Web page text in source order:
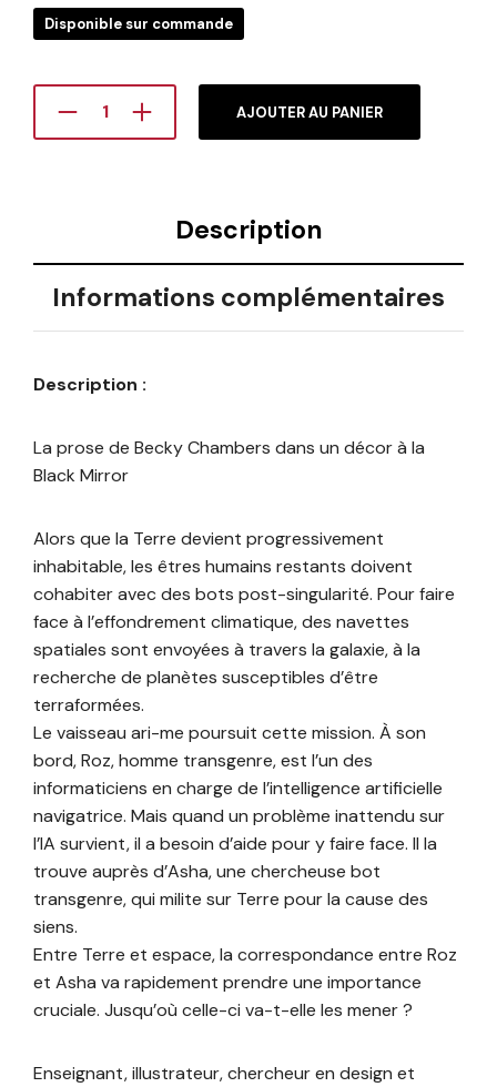
Disponible sur commande
AJOUTER AU PANIER
Description
Informations complémentaires
Description :
La prose de Becky Chambers dans un décor à la
Black Mirror
Alors que la Terre devient progressivement
inhabitable, les êtres humains restants doivent
cohabiter avec des bots post-singularité. Pour faire
face à l’effondrement climatique, des navettes
spatiales sont envoyées à travers la galaxie, à la
recherche de planètes susceptibles d’être
terraformées.
Le vaisseau ari-me poursuit cette mission. À son
bord, Roz, homme transgenre, est l’un des
informaticiens en charge de l’intelligence artificielle
navigatrice. Mais quand un problème inattendu sur
l’IA survient, il a besoin d’aide pour y faire face. Il la
trouve auprès d’Asha, une chercheuse bot
transgenre, qui milite sur Terre pour la cause des
siens.
Entre Terre et espace, la correspondance entre Roz
et Asha va rapidement prendre une importance
cruciale. Jusqu’où celle-ci va-t-elle les mener ?
Enseignant, illustrateur, chercheur en design et